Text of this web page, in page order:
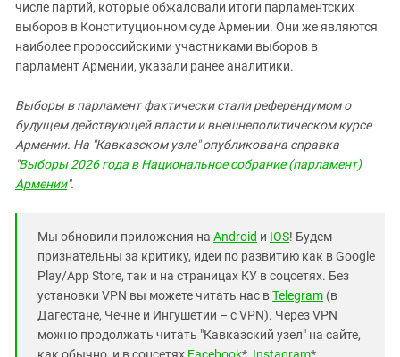
числе партий, которые обжаловали итоги парламентских
выборов в Конституционном суде Армении. Они же являются
наиболее пророссийскими участниками выборов в
парламент Армении, указали ранее аналитики.
Выборы в парламент фактически стали референдумом о
будущем действующей власти и внешнеполитическом курсе
Армении. На "Кавказском узле" опубликована справка
"Выборы 2026 года в Национальное собрание (парламент)
Армении".
Мы обновили приложения на Android и IOS! Будем
признательны за критику, идеи по развитию как в Google
Play/App Store, так и на страницах КУ в соцсетях. Без
установки VPN вы можете читать нас вTelegram (в
Дагестане, Чечне и Ингушетии – с VPN). Через VPN
можно продолжать читать "Кавказский узел" на сайте,
как обычно, и в соцсетях Facebook*, Instagram*,